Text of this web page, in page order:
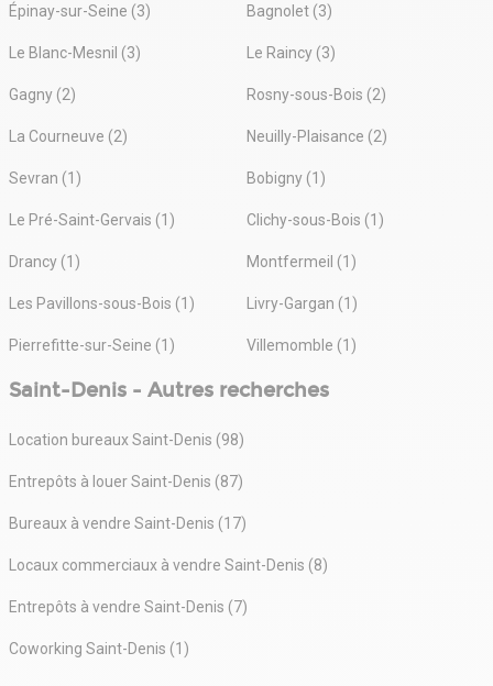
Épinay-sur-Seine (3) Bagnolet (3)
Le Blanc-Mesnil (3) Le Raincy (3)
Gagny (2) Rosny-sous-Bois (2)
La Courneuve (2) Neuilly-Plaisance (2)
Sevran (1) Bobigny (1)
Le Pré-Saint-Gervais (1) Clichy-sous-Bois (1)
Drancy (1) Montfermeil (1)
Les Pavillons-sous-Bois (1) Livry-Gargan (1)
Pierrefitte-sur-Seine (1) Villemomble (1)
Saint-Denis - Autres recherches
Location bureaux Saint-Denis (98)
Entrepôts à louer Saint-Denis (87)
Bureaux à vendre Saint-Denis (17)
Locaux commerciaux à vendre Saint-Denis (8)
Entrepôts à vendre Saint-Denis (7)
Coworking Saint-Denis (1)